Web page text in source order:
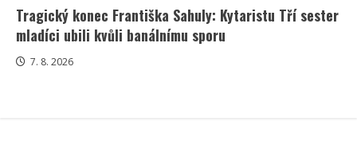
Tragický konec Františka Sahuly: Kytaristu Tří sester
mladíci ubili kvůli banálnímu sporu
7. 8. 2026